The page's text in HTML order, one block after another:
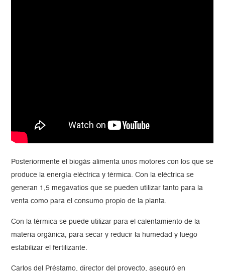
Posteriormente el biogás alimenta unos motores con los que se
produce la energía eléctrica y térmica. Con la eléctrica se
generan 1,5 megavatios que se pueden utilizar tanto para la
venta como para el consumo propio de la planta.
Con la térmica se puede utilizar para el calentamiento de la
materia orgánica, para secar y reducir la humedad y luego
estabilizar el fertilizante.
Carlos del Préstamo, director del proyecto, aseguró en